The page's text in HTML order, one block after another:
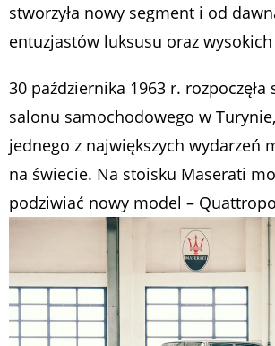
stworzyła nowy segment i od
entuzjastów luksusu oraz
30 października 1963 r. rozpoczęła
salonu samochodowego w
jednego z największych wydarzeń
na świecie. Na stoisku Maserati
podziwiać nowy model –